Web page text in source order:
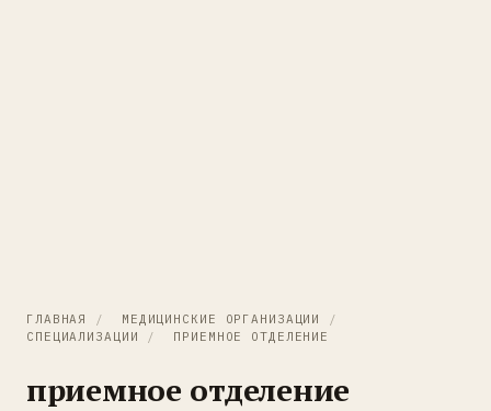
ГЛАВНАЯ / МЕДИЦИНСКИЕ ОРГАНИЗАЦИИ
/
СПЕЦИАЛИЗАЦИИ
/ ПРИЕМНОЕ ОТДЕЛЕНИЕ
приемное отделение